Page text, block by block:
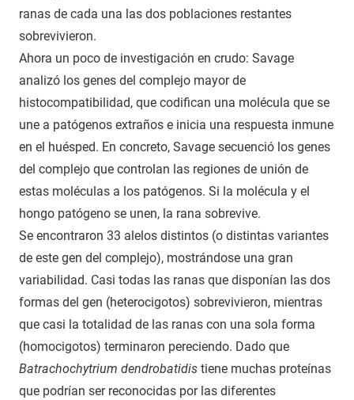
ranas de cada una las dos poblaciones restantes
sobrevivieron.
Ahora un poco de investigación en crudo: Savage
analizó los genes del complejo mayor de
histocompatibilidad, que codifican una molécula que se
une a patógenos extraños e inicia una respuesta inmune
en el huésped. En concreto, Savage secuenció los genes
del complejo que controlan las regiones de unión de
estas moléculas a los patógenos. Si la molécula y el
hongo patógeno se unen, la rana sobrevive.
Se encontraron 33 alelos distintos (o distintas variantes
de este gen del complejo), mostrándose una gran
variabilidad. Casi todas las ranas que disponían las dos
formas del gen (heterocigotos) sobrevivieron, mientras
que casi la totalidad de las ranas con una sola forma
(homocigotos) terminaron pereciendo. Dado que
Batrachochytrium dendrobatidis tiene muchas proteínas
que podrían ser reconocidas por las diferentes